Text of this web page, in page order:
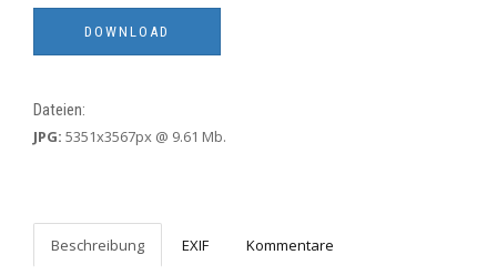
Dateien:
JPG: 5351x3567px @ 9.61 Mb.
Beschreibung EXIF Kommentare